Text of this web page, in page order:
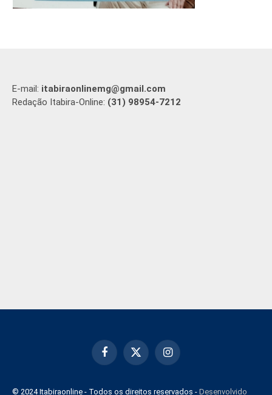
E-mail: itabiraonlinemg@gmail.com
Redação Itabira-Online: (31) 98954-7212
Facebook
X
Instagram
© 2024 Itabiraonline - Todos os direitos reservados - Desenvolvido